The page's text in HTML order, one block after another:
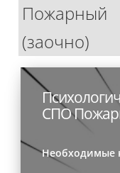
Пожарный
(заочно)
СПО
Необходимые